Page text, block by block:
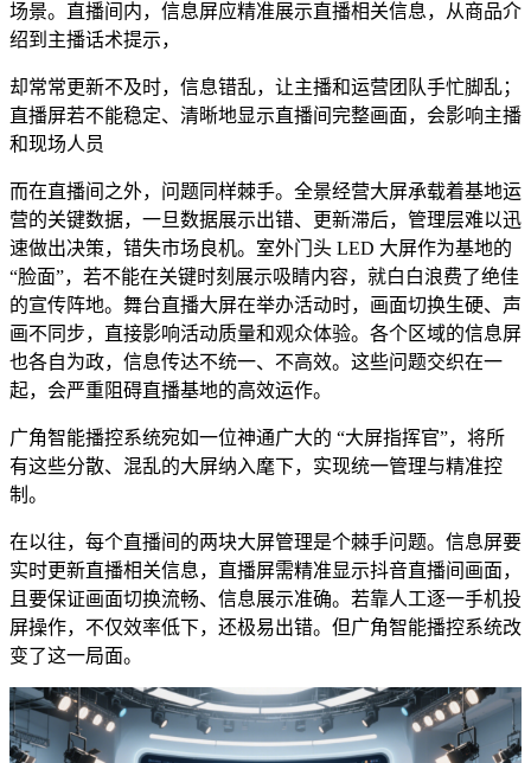
场景。直播间内，信息屏应精准展示直播相关信息，从商品介
绍到主播话术提示，
却常常更新不及时，信息错乱，让主播和运营团队手忙脚乱；
直播屏若不能稳定、清晰地显示直播间完整画面，会影响主播
和现场人员
而在直播间之外，问题同样棘手。全景经营大屏承载着基地运
营的关键数据，一旦数据展示出错、更新滞后，管理层难以迅
速做出决策，错失市场良机。室外门头 LED 大屏作为基地的
“脸面”，若不能在关键时刻展示吸睛内容，就白白浪费了绝佳
的宣传阵地。舞台直播大屏在举办活动时，画面切换生硬、声
画不同步，直接影响活动质量和观众体验。各个区域的信息屏
也各自为政，信息传达不统一、不高效。这些问题交织在一
起，会严重阻碍直播基地的高效运作。
广角智能播控系统宛如一位神通广大的 “大屏指挥官”，将所
有这些分散、混乱的大屏纳入麾下，实现统一管理与精准控
制。
在以往，每个直播间的两块大屏管理是个棘手问题。信息屏要
实时更新直播相关信息，直播屏需精准显示抖音直播间画面，
且要保证画面切换流畅、信息展示准确。若靠人工逐一手机投
屏操作，不仅效率低下，还极易出错。但广角智能播控系统改
变了这一局面。